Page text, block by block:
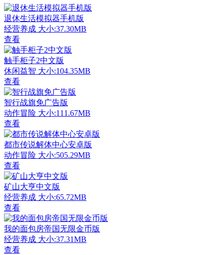
退休生活模拟器手机版
经营养成 大小:37.30MB
查看
触手柜子2中文版
休闲益智 大小:104.35MB
查看
智行战旗免广告版
动作冒险 大小:111.67MB
查看
都市传说解体中心安卓版
动作冒险 大小:505.29MB
查看
矿山大亨中文版
经营养成 大小:65.72MB
查看
我的面包房帝国无限金币版
经营养成 大小:37.31MB
查看